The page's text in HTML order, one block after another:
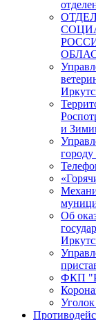
и
Об
ФКП
Уголок